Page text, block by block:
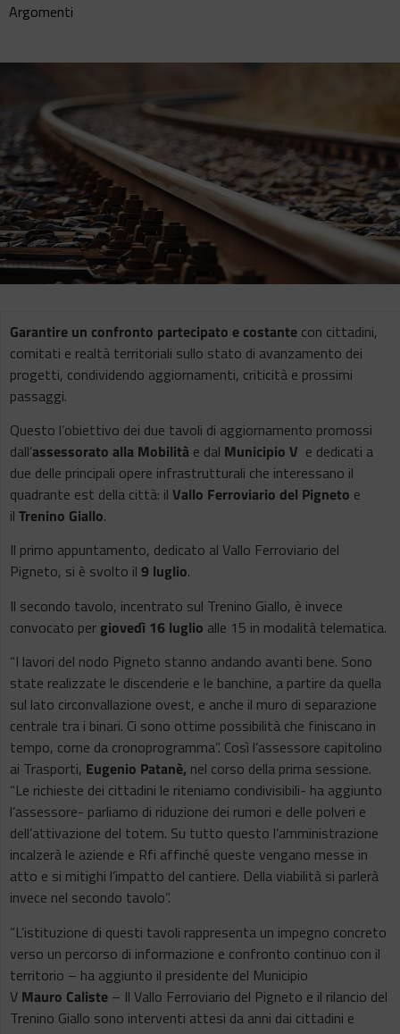
Argomenti
Garantire un confronto partecipato e costante con cittadini,
comitati e realtà territoriali sullo stato di avanzamento dei
progetti, condividendo aggiornamenti, criticità e prossimi
passaggi.
Questo l’obiettivo dei due tavoli di aggiornamento promossi
dall’assessorato alla Mobilità e dal Municipio V e dedicati a
due delle principali opere infrastrutturali che interessano il
quadrante est della città: il Vallo Ferroviario del Pigneto e
il Trenino Giallo.
Il primo appuntamento, dedicato al Vallo Ferroviario del
Pigneto, si è svolto il 9 luglio.
Il secondo tavolo, incentrato sul Trenino Giallo, è invece
convocato per giovedì 16 luglio alle 15 in modalità telematica.
“I lavori del nodo Pigneto stanno andando avanti bene. Sono
state realizzate le discenderie e le banchine, a partire da quella
sul lato circonvallazione ovest, e anche il muro di separazione
centrale tra i binari. Ci sono ottime possibilità che finiscano in
tempo, come da cronoprogramma”. Così l’assessore capitolino
ai Trasporti, Eugenio Patanè, nel corso della prima sessione.
“Le richieste dei cittadini le riteniamo condivisibili- ha aggiunto
l’assessore- parliamo di riduzione dei rumori e delle polveri e
dell’attivazione del totem. Su tutto questo l’amministrazione
incalzerà le aziende e Rfi affinché queste vengano messe in
atto e si mitighi l’impatto del cantiere. Della viabilità si parlerà
invece nel secondo tavolo”.
“L’istituzione di questi tavoli rappresenta un impegno concreto
verso un percorso di informazione e confronto continuo con il
territorio – ha aggiunto il presidente del Municipio
V Mauro Caliste – Il Vallo Ferroviario del Pigneto e il rilancio del
Trenino Giallo sono interventi attesi da anni dai cittadini e